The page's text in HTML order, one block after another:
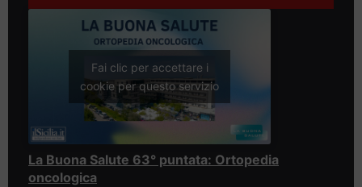
Fai clic per accettare i
cookie per questo servizio
La Buona Salute 63° puntata: Ortopedia
oncologica